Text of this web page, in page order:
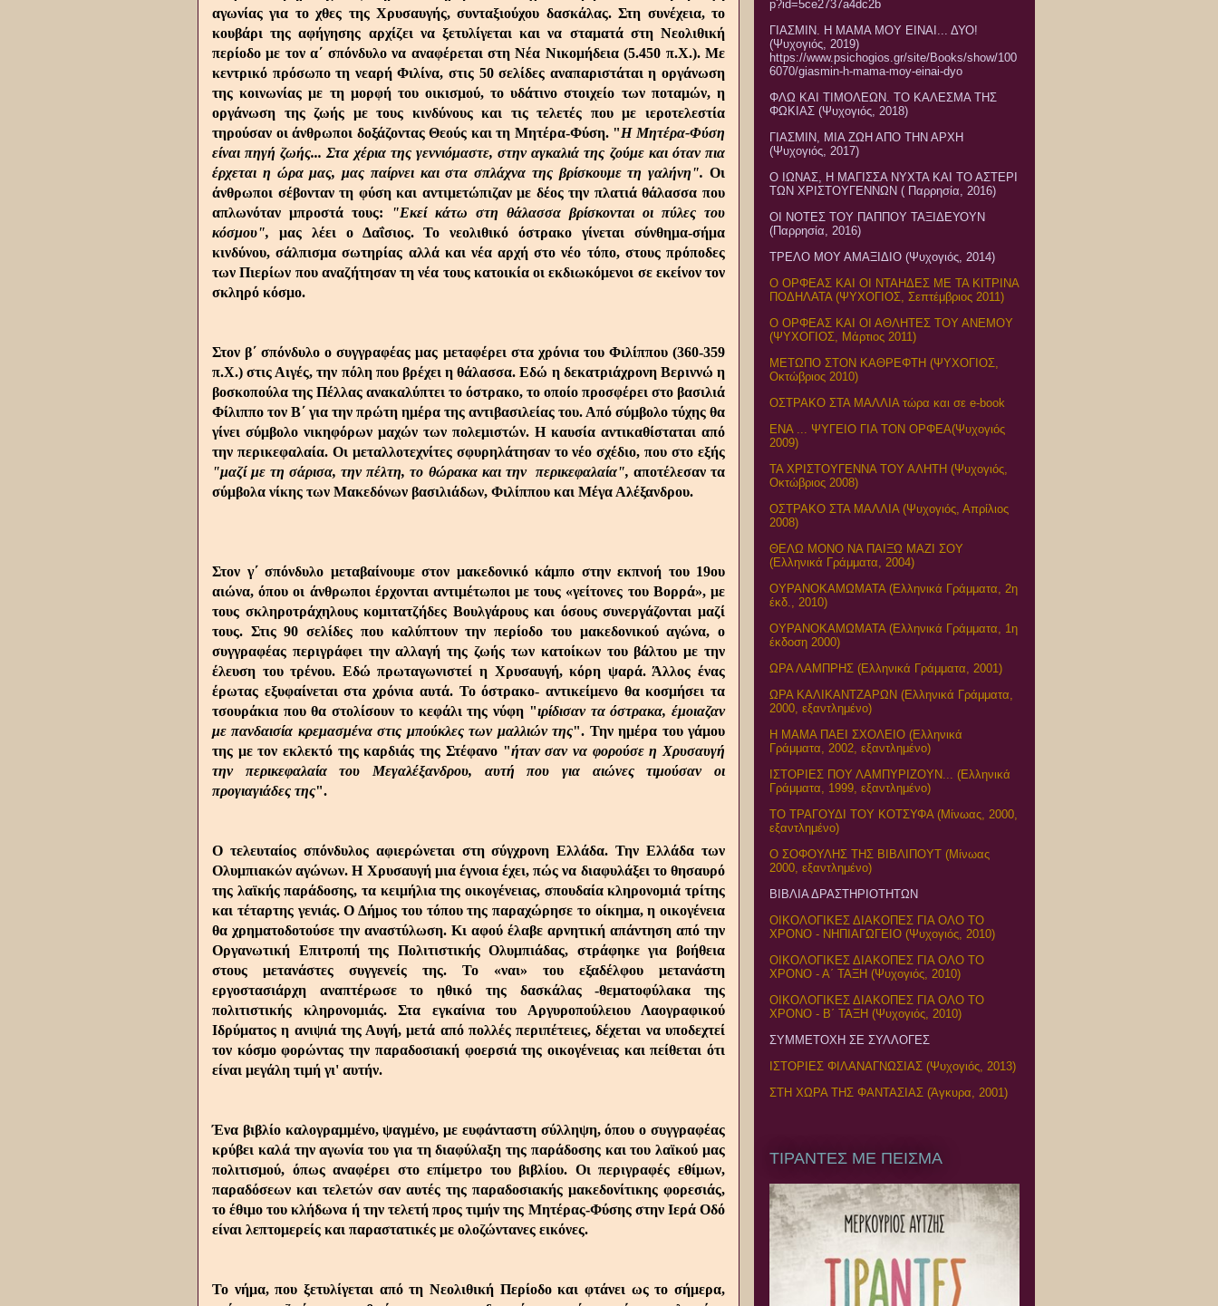
αγωνίας για το χθες της Χρυσαυγής, συνταξιούχου δασκάλας. Στη συνέχεια, το
κουβάρι της αφήγησης αρχίζει να ξετυλίγεται και να σταματά στη Νεολιθική
περίοδο με τον α΄ σπόνδυλο να αναφέρεται στη Νέα Νικομήδεια (5.450 π.Χ.). Με
κεντρικό πρόσωπο τη νεαρή Φιλίνα, στις 50 σελίδες αναπαριστάται η οργάνωση
της κοινωνίας με τη μορφή του οικισμού, το υδάτινο στοιχείο των ποταμών, η
οργάνωση της ζωής με τους κινδύνους και τις τελετές που με ιεροτελεστία
τηρούσαν οι άνθρωποι δοξάζοντας Θεούς και τη Μητέρα-Φύση. "Η Μητέρα-Φύση
είναι πηγή ζωής... Στα χέρια της γεννιόμαστε, στην αγκαλιά της ζούμε και όταν πια
έρχεται η ώρα μας, μας παίρνει και στα σπλάχνα της βρίσκουμε τη γαλήνη". Οι
άνθρωποι σέβονταν τη φύση και αντιμετώπιζαν με δέος την πλατιά θάλασσα που
απλωνόταν μπροστά τους:
"Εκεί κάτω στη θάλασσα βρίσκονται οι πύλες του
κόσμου", μας λέει ο Δαΐσιος. Το νεολιθικό όστρακο γίνεται σύνθημα-σήμα
κινδύνου, σάλπισμα σωτηρίας αλλά και νέα αρχή στο νέο τόπο, στους πρόποδες
των Πιερίων που αναζήτησαν τη νέα τους κατοικία οι εκδιωκόμενοι σε εκείνον τον
σκληρό κόσμο.
Στον β΄ σπόνδυλο ο συγγραφέας μας μεταφέρει στα χρόνια του Φιλίππου (360-359
π.Χ.) στις Αιγές, την πόλη που βρέχει η θάλασσα. Εδώ η δεκατριάχρονη Βεριννώ η
βοσκοπούλα της Πέλλας ανακαλύπτει το όστρακο, το οποίο προσφέρει στο βασιλιά
Φίλιππο τον Β΄ για την πρώτη ημέρα της αντιβασιλείας του. Από σύμβολο τύχης θα
γίνει σύμβολο νικηφόρων μαχών των πολεμιστών. Η καυσία αντικαθίσταται από
την περικεφαλαία. Οι μεταλλοτεχνίτες σφυρηλάτησαν το νέο σχέδιο, που στο εξής
"μαζί με τη σάρισα, την πέλτη, το θώρακα και την περικεφαλαία", αποτέλεσαν τα
σύμβολα νίκης των Μακεδόνων βασιλιάδων, Φιλίππου και Μέγα Αλέξανδρου.
Στον γ΄ σπόνδυλο μεταβαίνουμε στον μακεδονικό κάμπο στην εκπνοή του 19ου
αιώνα, όπου οι άνθρωποι έρχονται αντιμέτωποι με τους «γείτονες του Βορρά», με
τους σκληροτράχηλους κομιτατζήδες Βουλγάρους και όσους συνεργάζονται μαζί
τους. Στις 90 σελίδες που καλύπτουν την περίοδο του μακεδονικού αγώνα, ο
συγγραφέας περιγράφει την αλλαγή της ζωής των κατοίκων του βάλτου με την
έλευση του τρένου. Εδώ πρωταγωνιστεί η Χρυσαυγή, κόρη ψαρά. Άλλος ένας
έρωτας εξυφαίνεται στα χρόνια αυτά. Το όστρακο- αντικείμενο θα κοσμήσει τα
τσουράκια που θα στολίσουν το κεφάλι της νύφη "ιρίδισαν τα όστρακα, έμοιαζαν
με πανδαισία κρεμασμένα στις μπούκλες των μαλλιών της". Την ημέρα του γάμου
της με τον εκλεκτό της καρδιάς της Στέφανο "ήταν σαν να φορούσε η Χρυσαυγή
την περικεφαλαία του Μεγαλέξανδρου, αυτή που για αιώνες τιμούσαν οι
προγιαγιάδες της".
Ο τελευταίος σπόνδυλος αφιερώνεται στη σύγχρονη Ελλάδα. Την Ελλάδα των
Ολυμπιακών αγώνων. Η Χρυσαυγή μια έγνοια έχει, πώς να διαφυλάξει το θησαυρό
της λαϊκής παράδοσης, τα κειμήλια της οικογένειας, σπουδαία κληρονομιά τρίτης
και τέταρτης γενιάς. Ο Δήμος του τόπου της παραχώρησε το οίκημα, η οικογένεια
θα χρηματοδοτούσε την αναστύλωση. Κι αφού έλαβε αρνητική απάντηση από την
Οργανωτική Επιτροπή της Πολιτιστικής Ολυμπιάδας, στράφηκε για βοήθεια
στους μετανάστες συγγενείς της. Το «ναι» του εξαδέλφου μετανάστη
εργοστασιάρχη αναπτέρωσε το ηθικό της δασκάλας -θεματοφύλακα της
πολιτιστικής κληρονομιάς. Στα εγκαίνια του Αργυροπούλειου Λαογραφικού
Ιδρύματος η ανιψιά της Αυγή, μετά από πολλές περιπέτειες, δέχεται να υποδεχτεί
τον κόσμο φορώντας την παραδοσιακή φοερσιά της οικογένειας και πείθεται ότι
είναι μεγάλη τιμή γι' αυτήν.
Ένα βιβλίο καλογραμμένο, ψαγμένο, με ευφάνταστη σύλληψη, όπου ο συγγραφέας
κρύβει καλά την αγωνία του για τη διαφύλαξη της παράδοσης και του λαϊκού μας
πολιτισμού, όπως αναφέρει στο επίμετρο του βιβλίου. Οι περιγραφές εθίμων,
παραδόσεων και τελετών σαν αυτές της παραδοσιακής μακεδονίτικης φορεσιάς,
το έθιμο του κλήδωνα ή την τελετή προς τιμήν της Μητέρας-Φύσης στην Ιερά Οδό
είναι λεπτομερείς και παραστατικές με ολοζώντανες εικόνες.
Το νήμα, που ξετυλίγεται από τη Νεολιθική Περίοδο και φτάνει ως το σήμερα,
p?id=5ce2737a4dc2b
ΓΙΑΣΜΙΝ. Η ΜΑΜΑ ΜΟΥ ΕΙΝΑΙ... ΔΥΟ!
(Ψυχογιός, 2019)
https://www.psichogios.gr/site/Books/show/100
6070/giasmin-h-mama-moy-einai-dyo
ΦΛΩ ΚΑΙ ΤΙΜΟΛΕΩΝ. ΤΟ ΚΑΛΕΣΜΑ ΤΗΣ
ΦΩΚΙΑΣ (Ψυχογιός, 2018)
ΓΙΑΣΜΙΝ, ΜΙΑ ΖΩΗ ΑΠΟ ΤΗΝ ΑΡΧΗ
(Ψυχογιός, 2017)
Ο ΙΩΝΑΣ, Η ΜΑΓΙΣΣΑ ΝΥΧΤΑ ΚΑΙ ΤΟ ΑΣΤΕΡΙ
ΤΩΝ ΧΡΙΣΤΟΥΓΕΝΝΩΝ ( Παρρησία, 2016)
ΟΙ ΝΟΤΕΣ ΤΟΥ ΠΑΠΠΟΥ ΤΑΞΙΔΕΥΟΥΝ
(Παρρησία, 2016)
ΤΡΕΛΟ ΜΟΥ ΑΜΑΞΙΔΙΟ (Ψυχογιός, 2014)
Ο ΟΡΦΕΑΣ ΚΑΙ ΟΙ ΝΤΑΗΔΕΣ ΜΕ ΤΑ ΚΙΤΡΙΝΑ
ΠΟΔΗΛΑΤΑ (ΨΥΧΟΓΙΟΣ, Σεπτέμβριος 2011)
Ο ΟΡΦΕΑΣ ΚΑΙ ΟΙ ΑΘΛΗΤΕΣ ΤΟΥ ΑΝΕΜΟΥ
(ΨΥΧΟΓΙΟΣ, Μάρτιος 2011)
ΜΕΤΩΠΟ ΣΤΟΝ ΚΑΘΡΕΦΤΗ (ΨΥΧΟΓΙΟΣ,
Οκτώβριος 2010)
ΟΣΤΡΑΚΟ ΣΤΑ ΜΑΛΛΙΑ τώρα και σε e-book
ΕΝΑ ... ΨΥΓΕΙΟ ΓΙΑ ΤΟΝ ΟΡΦΕΑ(Ψυχογιός
2009)
ΤΑ ΧΡΙΣΤΟΥΓΕΝΝΑ ΤΟΥ ΑΛΗΤΗ (Ψυχογιός,
Οκτώβριος 2008)
ΟΣΤΡΑΚΟ ΣΤΑ ΜΑΛΛΙΑ (Ψυχογιός, Απρίλιος
2008)
ΘΕΛΩ ΜΟΝΟ ΝΑ ΠΑΙΞΩ ΜΑΖΙ ΣΟΥ
(Ελληνικά Γράμματα, 2004)
ΟΥΡΑΝΟΚΑΜΩΜΑΤΑ (Ελληνικά Γράμματα, 2η
έκδ., 2010)
ΟΥΡΑΝΟΚΑΜΩΜΑΤΑ (Ελληνικά Γράμματα, 1η
έκδοση 2000)
ΩΡΑ ΛΑΜΠΡΗΣ (Ελληνικά Γράμματα, 2001)
ΩΡΑ ΚΑΛΙΚΑΝΤΖΑΡΩΝ (Ελληνικά Γράμματα,
2000, εξαντλημένο)
Η ΜΑΜΑ ΠΑΕΙ ΣΧΟΛΕΙΟ (Ελληνικά
Γράμματα, 2002, εξαντλημένο)
ΙΣΤΟΡΙΕΣ ΠΟΥ ΛΑΜΠΥΡΙΖΟΥΝ... (Ελληνικά
Γράμματα, 1999, εξαντλημένο)
ΤΟ ΤΡΑΓΟΥΔΙ ΤΟΥ ΚΟΤΣΥΦΑ (Μίνωας, 2000,
εξαντλημένο)
Ο ΣΟΦΟΥΛΗΣ ΤΗΣ ΒΙΒΛΙΠΟΥΤ (Μίνωας
2000, εξαντλημένο)
ΒΙΒΛΙΑ ΔΡΑΣΤΗΡΙΟΤΗΤΩΝ
ΟΙΚΟΛΟΓΙΚΕΣ ΔΙΑΚΟΠΕΣ ΓΙΑ ΟΛΟ ΤΟ
ΧΡΟΝΟ - ΝΗΠΙΑΓΩΓΕΙΟ (Ψυχογιός, 2010)
ΟΙΚΟΛΟΓΙΚΕΣ ΔΙΑΚΟΠΕΣ ΓΙΑ ΟΛΟ ΤΟ
ΧΡΟΝΟ - Α΄ ΤΑΞΗ (Ψυχογιός, 2010)
ΟΙΚΟΛΟΓΙΚΕΣ ΔΙΑΚΟΠΕΣ ΓΙΑ ΟΛΟ ΤΟ
ΧΡΟΝΟ - Β΄ ΤΑΞΗ (Ψυχογιός, 2010)
ΣΥΜΜΕΤΟΧΗ ΣΕ ΣΥΛΛΟΓΕΣ
ΙΣΤΟΡΙΕΣ ΦΙΛΑΝΑΓΝΩΣΙΑΣ (Ψυχογιός, 2013)
ΣΤΗ ΧΩΡΑ ΤΗΣ ΦΑΝΤΑΣΙΑΣ (Άγκυρα, 2001)
ΤΙΡΑΝΤΕΣ ΜΕ ΠΕΙΣΜΑ